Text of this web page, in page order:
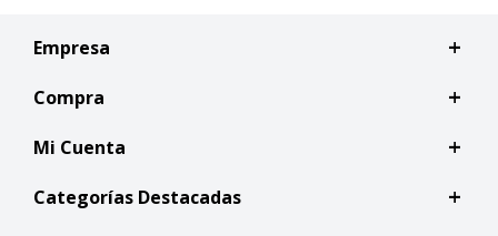
Empresa
Compra
Mi Cuenta
Categorías Destacadas